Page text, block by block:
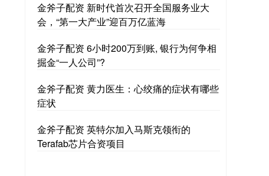
金斧子配资 新时代首次召开全国服务业大
会，“第一大产业”迎百万亿蓝海
金斧子配资 6小时200万到账, 银行为何争相
掘金“一人公司”?
金斧子配资 黄力医生：心绞痛的症状有哪些
症状
金斧子配资 英特尔加入马斯克领衔的
Terafab芯片合资项目